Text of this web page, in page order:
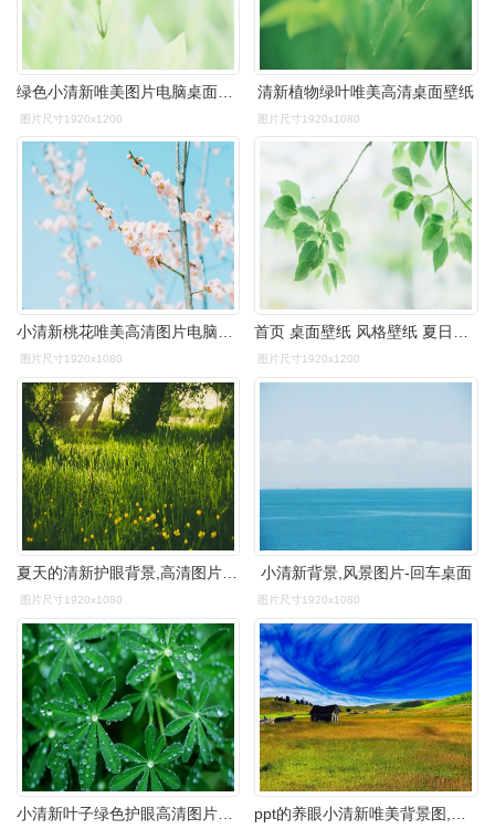
图片尺寸1920x1200
清新植物绿叶唯美高清桌面壁纸
图片尺寸1920x1080
小清新桃花唯美高清图片电脑桌面壁纸
图片尺寸1920x1080
首页 桌面壁纸 风格壁纸 夏日小清新唯美高清图片壁纸 1920_1200手机
图片尺寸1920x1200
图片尺寸1920x1080
小清新背景,风景图片-回车桌面
图片尺寸1920x1080